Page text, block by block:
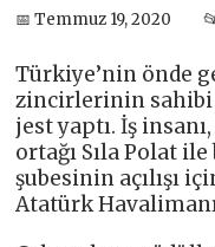
📅 Temmuz 19, 2020
Türkiye’nin önde
zincirlerinin sahibi
jest yaptı. İş
ortağı Sıla Polat
şubesinin açılışı
Atatürk